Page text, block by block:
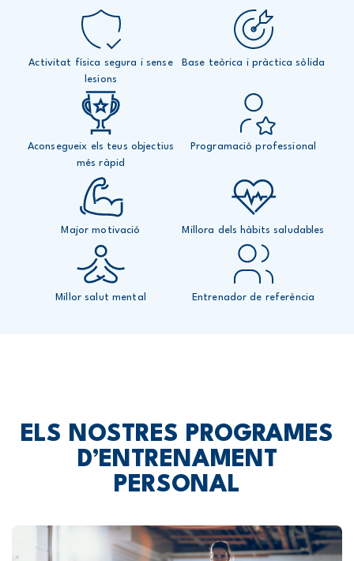
Activitat física segura i sense
lesions
Base teòrica i pràctica sòlida
Aconsegueix els teus objectius
més ràpid
Programació professional
Major motivació Millora dels hàbits saludables
Millor salut mental Entrenador de referència
ELS NOSTRES PROGRAMES
D’ENTRENAMENT
PERSONAL